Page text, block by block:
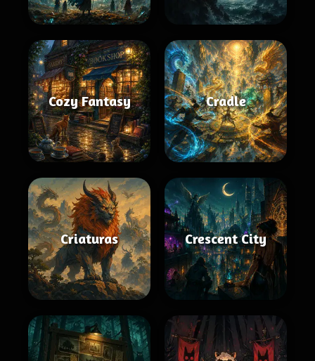
Cozy Fantasy Cradle
Criaturas Crescent City